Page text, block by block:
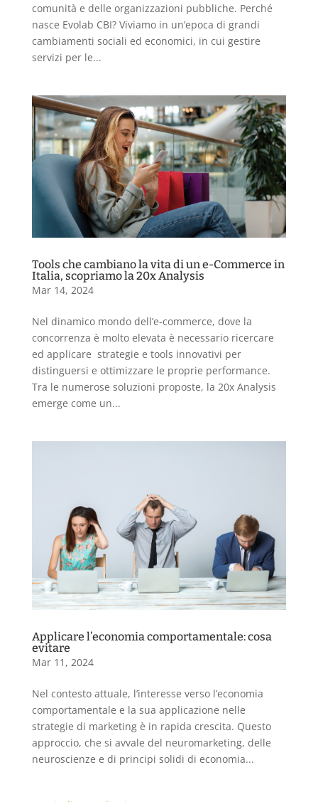
comunità e delle organizzazioni pubbliche. Perché
nasce Evolab CBI? Viviamo in un’epoca di grandi
cambiamenti sociali ed economici, in cui gestire
servizi per le...
Tools che cambiano la vita di un e-Commerce in
Italia, scopriamo la 20x Analysis
Mar 14, 2024
Nel dinamico mondo dell’e-commerce, dove la
concorrenza è molto elevata è necessario ricercare
ed applicare strategie e tools innovativi per
distinguersi e ottimizzare le proprie performance.
Tra le numerose soluzioni proposte, la 20x Analysis
emerge come un...
Applicare l’economia comportamentale: cosa
evitare
Mar 11, 2024
Nel contesto attuale, l’interesse verso l’economia
comportamentale e la sua applicazione nelle
strategie di marketing è in rapida crescita. Questo
approccio, che si avvale del neuromarketing, delle
neuroscienze e di principi solidi di economia...